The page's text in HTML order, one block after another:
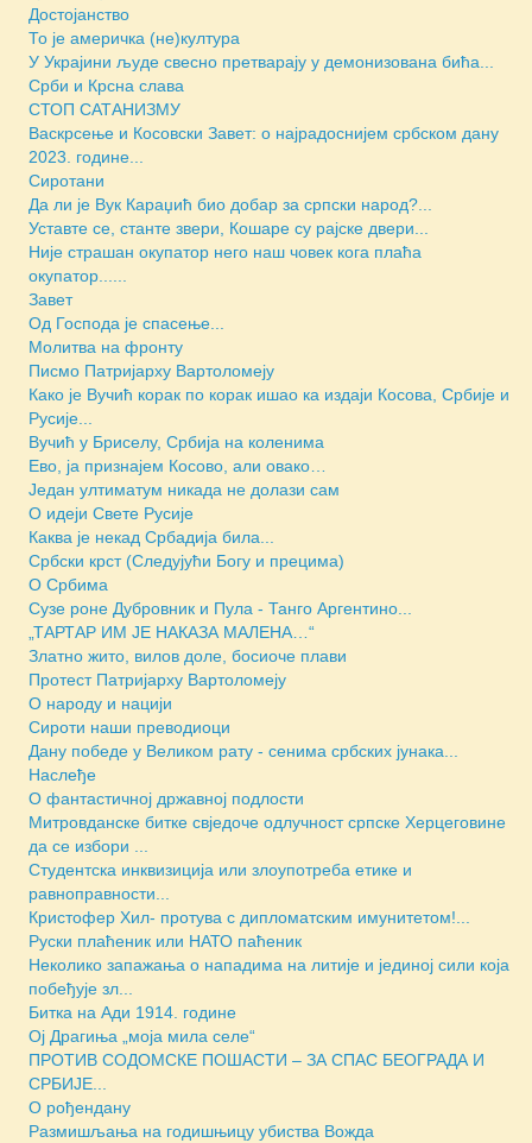
Достојанство
То је америчка (не)култура
У Украјини људе свесно претварају у демонизована бића...
Срби и Крсна слава
СТОП САТАНИЗМУ
Васкрсење и Косовски Завет: о најрадоснијем србском дану
2023. године...
Сиротани
Да ли је Вук Караџић био добар за српски народ?...
Уставте се, станте звери, Кошаре су рајске двери...
Није страшан окупатор него наш човек кога плаћа
окупатор......
Завет
Од Господа је спасење...
Молитва на фронту
Писмо Патријарху Вартоломеју
Како је Вучић корак по корак ишао ка издаји Косова, Србије и
Русије...
Вучић у Бриселу, Србија на коленима
Ево, ја признајем Косово, али овако…
Један ултиматум никада не долази сам
О идеји Свете Русије
Каква је некад Србадија била...
Србски крст (Следујући Богу и прецима)
О Србима
Сузе роне Дубровник и Пула - Танго Аргентино...
„ТАРТАР ИМ ЈЕ НАКАЗА МАЛЕНА…“
Златно жито, вилов доле, босиоче плави
Протест Патријарху Вартоломеју
О народу и нацији
Сироти наши преводиоци
Дану победе у Великом рату - сенима србских јунака...
Наслеђе
О фантастичној државној подлости
Митровданске битке свједочe одлучност српске Херцеговине
да се избори ...
Студентска инквизиција или злоупотреба етике и
равноправности...
Кристофер Хил- протува с дипломатским имунитетом!...
Руски плаћеник или НАТО паћеник
Неколико запажања о нападима на литије и јединој сили која
побеђује зл...
Битка на Ади 1914. године
Ој Драгиња „моја мила селе“
ПРОТИВ СОДОМСКЕ ПОШАСТИ – ЗА СПАС БЕОГРАДА И
СРБИЈЕ...
О рођендану
Размишљања на годишњицу убиства Вожда